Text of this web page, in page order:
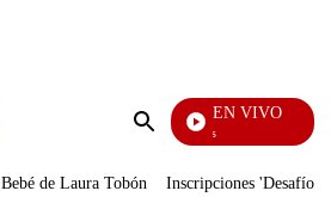
Enviar
EN VIVO
También Caerás
Bebé de Laura Tobón Inscripciones 'Desafío'